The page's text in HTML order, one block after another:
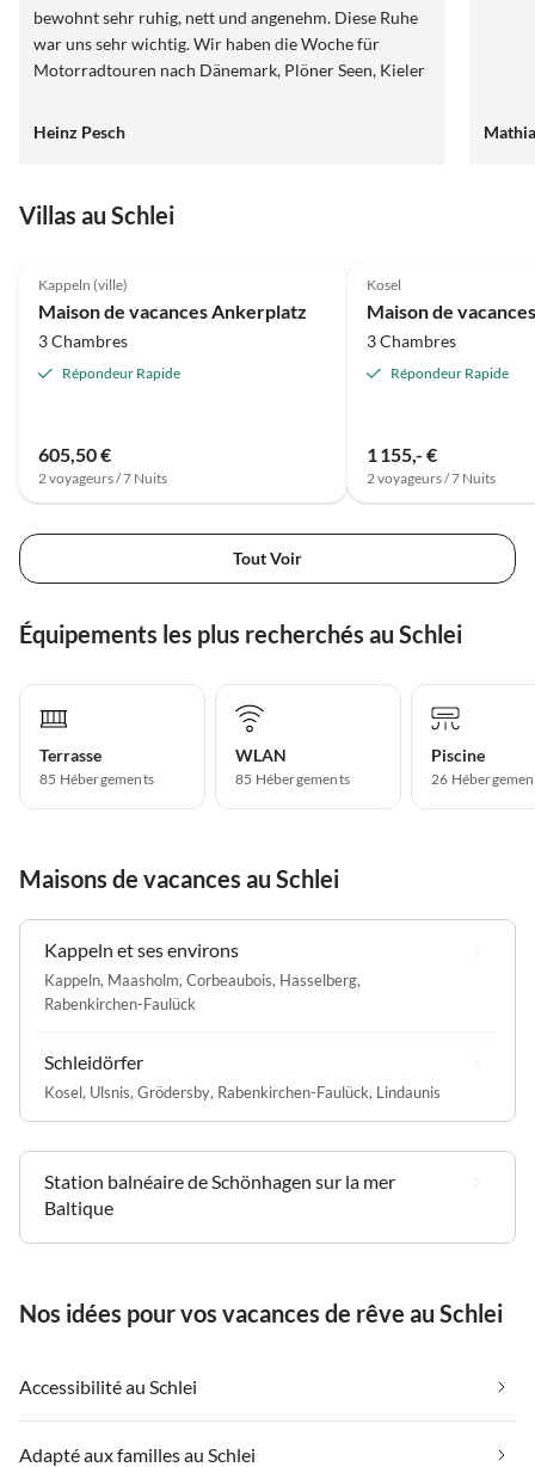
bewohnt sehr ruhig, nett und angenehm. Diese Ruhe
war uns sehr wichtig. Wir haben die Woche für
Motorradtouren nach Dänemark, Plöner Seen, Kieler
( PKW 10 Minuten) schwimmen. Nach Kappeln ein
Hafen Eckernförde ist eine kurze Reise wert. Die
Vermieterin, Frau Herta Itzke, eine richtig Nette, hat
zu empfehlen. Wir kommen wieder.
Heinz Pesch
Villas au Schlei
Super hôte
Kappeln (ville)
Maison de vacances Ankerplatz
3 Chambres
Répondeur Rapide
605,50 €
2 voyageurs / 7 Nuits
Kosel
3 Chambres
Répondeur Rapide
1 155,- €
2 voyageurs / 7 Nuits
Tout Voir
Équipements les plus recherchés au Schlei
Terrasse
85 Hébergements
WLAN
85 Hébergements
Piscine
26
Maisons de vacances au Schlei
Kappeln et ses environs
Kappeln, Maasholm, Corbeaubois, Hasselberg,
Rabenkirchen-Faulück
Schleidörfer
Kosel, Ulsnis, Grödersby, Rabenkirchen-Faulück, Lindaunis
Station balnéaire de Schönhagen sur la mer
Baltique
Nos idées pour vos vacances de rêve au Schlei
Accessibilité au Schlei
Adapté aux familles au Schlei